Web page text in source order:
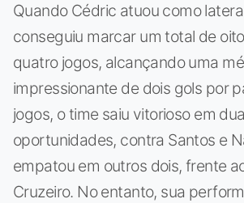
Quando Cédric atuou como
conseguiu marcar um total de
quatro jogos, alcançando uma
impressionante de dois gols por
jogos, o time saiu vitorioso em
oportunidades, contra Santos e
empatou em outros dois, frente
Cruzeiro. No entanto, sua